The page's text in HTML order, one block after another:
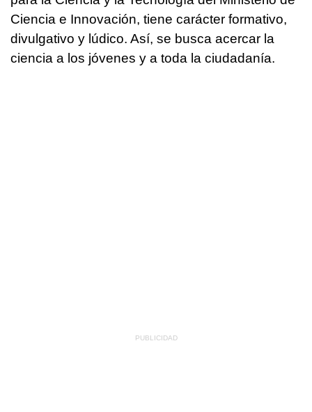
Ciencia e Innovación, tiene carácter formativo,
divulgativo y lúdico. Así, se busca acercar la
ciencia a los jóvenes y a toda la ciudadanía.